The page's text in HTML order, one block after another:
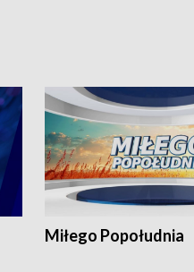
Miłego Popołudnia